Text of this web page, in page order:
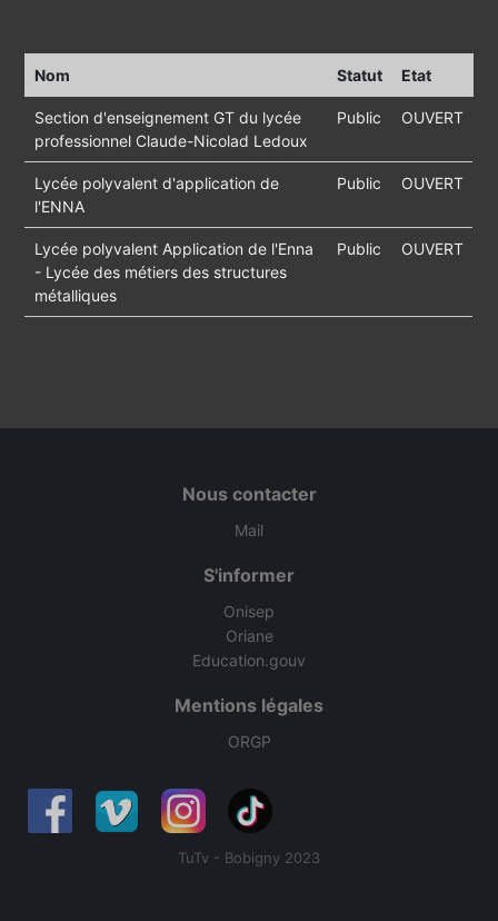
Nom Statut Etat
Section d'enseignement GT du lycée
professionnel Claude-Nicolad Ledoux
Public OUVERT
Lycée polyvalent d'application de
l'ENNA
Public OUVERT
Lycée polyvalent Application de l'Enna
- Lycée des métiers des structures
métalliques
Public OUVERT
Nous contacter
Mail
S'informer
Onisep
Oriane
Education.gouv
Mentions légales
ORGP
TuTv - Bobigny 2023